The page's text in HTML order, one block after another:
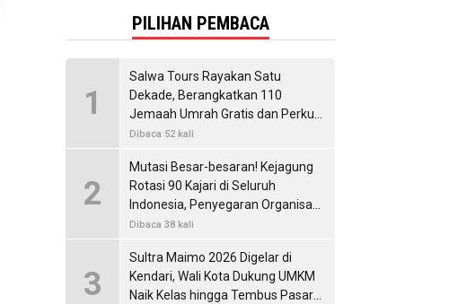
PILIHAN PEMBACA
1
Salwa Tours Rayakan Satu
Dekade, Berangkatkan 110
Jemaah Umrah Gratis dan Perkuat
Kemitraan Internasional
Dibaca 52 kali
2
Mutasi Besar-besaran! Kejagung
Rotasi 90 Kajari di Seluruh
Indonesia, Penyegaran Organisasi
untuk Perkuat Penegakan Hukum
Dibaca 38 kali
3
Sultra Maimo 2026 Digelar di
Kendari, Wali Kota Dukung UMKM
Naik Kelas hingga Tembus Pasar